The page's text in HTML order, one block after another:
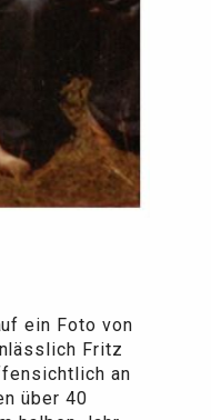
ein Foto von
Fritz
an
über 40